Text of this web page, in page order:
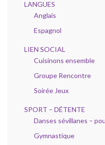
LANGUES
Anglais
Espagnol
LIEN SOCIAL
Cuisinons ensemble
Groupe Rencontre
Soirée Jeux
SPORT – DÉTENTE
Danses sévillanes –
Gymnastique